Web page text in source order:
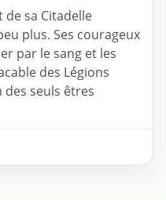
de sa Citadelle
plus. Ses courageux
par le sang et les
des Légions
des seuls êtres